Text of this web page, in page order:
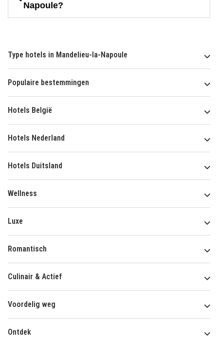
Napoule?
Type hotels in Mandelieu-la-Napoule
Populaire bestemmingen
Hotels België
Hotels Nederland
Hotels Duitsland
Wellness
Luxe
Romantisch
Culinair & Actief
Voordelig weg
Ontdek